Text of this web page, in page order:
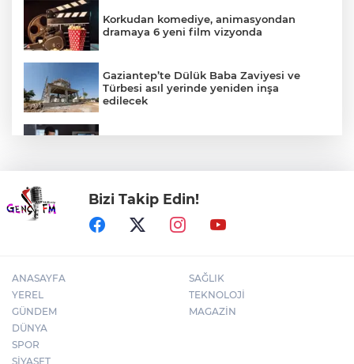
Korkudan komediye, animasyondan
dramaya 6 yeni film vizyonda
Gaziantep’te Dülük Baba Zaviyesi ve
Türbesi asıl yerinde yeniden inşa
edilecek
Konya Selçuklu'da yollar yenileniyor
Bizi Takip Edin!
ANASAYFA
YEREL
GÜNDEM
DÜNYA
SPOR
SİYASET
SAĞLIK
TEKNOLOJİ
MAGAZİN